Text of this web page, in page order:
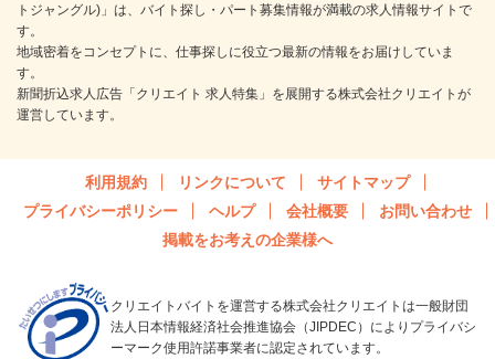
トジャングル)」は、バイト探し・パート募集情報が満載の求人情報サイトで
す。
地域密着をコンセプトに、仕事探しに役立つ最新の情報をお届けしていま
す。
新聞折込求人広告「クリエイト 求人特集」を展開する株式会社クリエイトが
運営しています。
利用規約 リンクについて
サイトマップ
プライバシーポリシー
ヘルプ 会社概要
お問い合わせ
掲載をお考えの企業様へ
クリエイトバイトを運営する株式会社クリエイトは一般財団
法人日本情報経済社会推進協会（JIPDEC）によりプライバシ
ーマーク使用許諾事業者に認定されています。